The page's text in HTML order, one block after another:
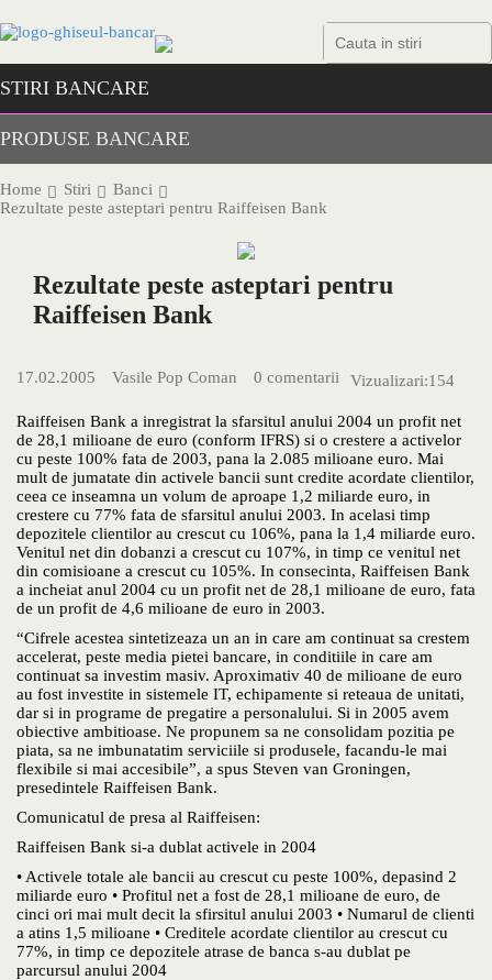
to
content
STIRI BANCARE
PRODUSE BANCARE
Home Stiri
Banci
Rezultate peste asteptari pentru Raiffeisen Bank
Rezultate peste asteptari pentru
Raiffeisen Bank
17.02.2005 Vasile Pop Coman 0 comentarii Vizualizari:154
Raiffeisen Bank a inregistrat la sfarsitul anului 2004 un profit net
de 28,1 milioane de euro (conform IFRS) si o crestere a activelor
cu peste 100% fata de 2003, pana la 2.085 milioane euro. Mai
mult de jumatate din activele bancii sunt credite acordate clientilor,
ceea ce inseamna un volum de aproape 1,2 miliarde euro, in
crestere cu 77% fata de sfarsitul anului 2003. In acelasi timp
depozitele clientilor au crescut cu 106%, pana la 1,4 miliarde euro.
Venitul net din dobanzi a crescut cu 107%, in timp ce venitul net
din comisioane a crescut cu 105%. In consecinta, Raiffeisen Bank
a incheiat anul 2004 cu un profit net de 28,1 milioane de euro, fata
de un profit de 4,6 milioane de euro in 2003.
“Cifrele acestea sintetizeaza un an in care am continuat sa crestem
accelerat, peste media pietei bancare, in conditiile in care am
continuat sa investim masiv. Aproximativ 40 de milioane de euro
au fost investite in sistemele IT, echipamente si reteaua de unitati,
dar si in programe de pregatire a personalului. Si in 2005 avem
obiective ambitioase. Ne propunem sa ne consolidam pozitia pe
piata, sa ne imbunatatim serviciile si produsele, facandu-le mai
flexibile si mai accesibile”, a spus Steven van Groningen,
presedintele Raiffeisen Bank.
Comunicatul de presa al Raiffeisen:
Raiffeisen Bank si-a dublat activele in 2004
• Activele totale ale bancii au crescut cu peste 100%, depasind 2
miliarde euro • Profitul net a fost de 28,1 milioane de euro, de
cinci ori mai mult decit la sfirsitul anului 2003 • Numarul de clienti
a atins 1,5 milioane • Creditele acordate clientilor au crescut cu
77%, in timp ce depozitele atrase de banca s-au dublat pe
parcursul anului 2004